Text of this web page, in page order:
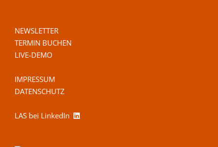
NEWSLETTER
TERMIN BUCHEN
LIVE-DEMO
IMPRESSUM
DATENSCHUTZ
LAS bei LinkedIn